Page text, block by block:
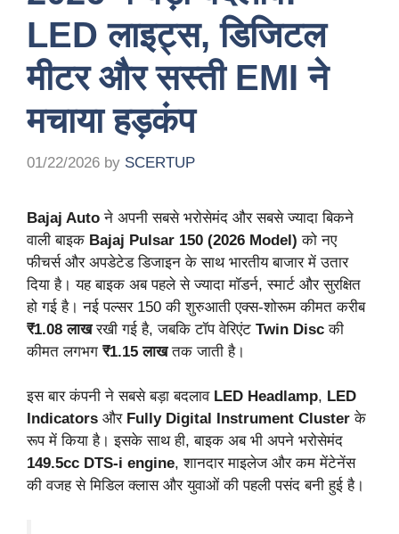
LED लाइट्स, डिजिटल
मीटर और सस्ती EMI ने
मचाया हड़कंप
01/22/2026 by SCERTUP
Bajaj Auto ने अपनी सबसे भरोसेमंद और सबसे ज्यादा बिकने
वाली बाइक Bajaj Pulsar 150 (2026 Model) को नए
फीचर्स और अपडेटेड डिजाइन के साथ भारतीय बाजार में उतार
दिया है। यह बाइक अब पहले से ज्यादा मॉडर्न, स्मार्ट और सुरक्षित
हो गई है। नई पल्सर 150 की शुरुआती एक्स-शोरूम कीमत करीब
₹1.08 लाखरखी गई है, जबकि टॉप वेरिएंट Twin Disc की
कीमत लगभग ₹1.15 लाखतक जाती है।
इस बार कंपनी ने सबसे बड़ा बदलाव LED Headlamp, LED
Indicators और Fully Digital Instrument Cluster के
रूप में किया है। इसके साथ ही, बाइक अब भी अपने भरोसेमंद
149.5cc DTS-i engine, शानदार माइलेज और कम मेंटेनेंस
की वजह से मिडिल क्लास और युवाओं की पहली पसंद बनी हुई है।